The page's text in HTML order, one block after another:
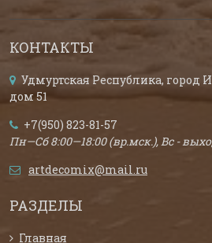
КОНТАКТЫ
Удмуртская Республика, город
дом 51
+7(950) 823-81-57
Пн—Сб 8:00—18:00 (вр.мск.), Вс -
artdecomix@mail.ru
РАЗДЕЛЫ
Главная